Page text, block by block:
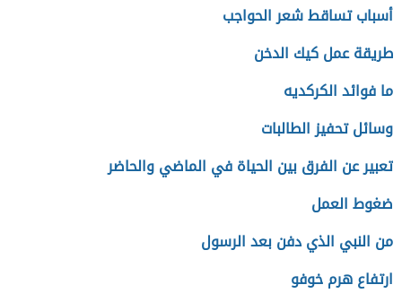
أسباب تساقط شعر الحواجب
طريقة عمل كيك الدخن
ما فوائد الكركديه
وسائل تحفيز الطالبات
تعبير عن الفرق بين الحياة في الماضي والحاضر
ضغوط العمل
من النبي الذي دفن بعد الرسول
ارتفاع هرم خوفو